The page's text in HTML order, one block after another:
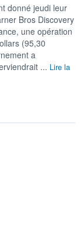
donné jeudi ​leur
Bros Discovery
une opération
(95,30
a
... Lire la